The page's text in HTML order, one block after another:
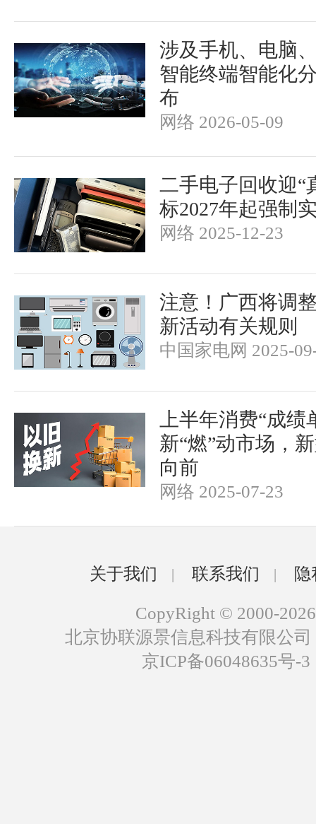
涉及手机、电脑
智能终端智能化
布
网络 2026-05-09
二手电子回收迎“
标2027年起强制
网络 2025-12-23
注意！广西将调
新活动有关规则
中国家电网 2025-
上半年消费“成
新“燃”动市场，
向前
网络 2025-07-23
关于我们 | 联系我们 |
CopyRight © 2000-2026
北京协联源景信息科技有限公
京ICP备06048635号-3